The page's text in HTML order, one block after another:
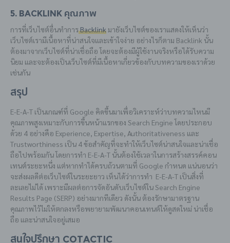
5. Backlink คุณภาพ
การที่เว็บไซต์อื่นทำการBacklink มายังเว็บไซต์ของเราแสดงให้เห็นว่า
เว็บไซต์เรามีเนื้อหาที่น่าสนใจและเข้าใจง่าย อย่างไรก็ตาม Backlink นั้น
ต้องมาจากเว็บไซต์ที่น่าเชื่อถือ โดยจะต้องมีผู้ใช้งานจริงหรือได้รับความ
นิยม และจะต้องเป็นเว็บไซต์ที่มีเนื้อหาเกี่ยวข้องกับบทความของเราด้วย
เช่นกัน
สรุป
E-E-A-T เป็นเกณฑ์ที่ Google คิดขึ้นมาเพื่อวิเคราะห์ว่าบทความไหนมี
คุณภาพสูงเหมาะกับการขึ้นหน้าแรกของ Search Engine โดยประกอบ
ด้วย 4 อย่างคือ Experience, Expertise, Authoritativeness และ
Trustworthiness เป็น 4 ข้อสำคัญที่จะทำให้เว็บไซต์น่าสนใจและน่าเชื่อ
ถือไปพร้อมกัน โดยการทำ E-E-A-T นั้นต้องใช้เวลาในการสร้างสรรค์คอน
เทนต์ระยะหนึ่ง แต่หากทำได้ครบถ้วนตามที่ Google กำหนด แน่นอนว่า
จะส่งผลดีต่อเว็บไซต์ในระยะยาว เห็นได้ว่าการทำ E-E-A-T เป็นสิ่งที่
ละเลยไม่ได้ เพราะมีผลต่อการจัดอันดับเว็บไซต์ใน Search Engine
Results Page (SERP) อย่างมากทีเดียว ดังนั้น ต้องรักษามาตรฐาน
คุณภาพไว้ไม่ให้ตกลงหรือพยายามพัฒนาคอนเทนต์ให้ดูสดใหม่ น่าเชื่อ
ถือ และน่าสนใจอยู่เสมอ
สนใจปรึกษา Cotactic